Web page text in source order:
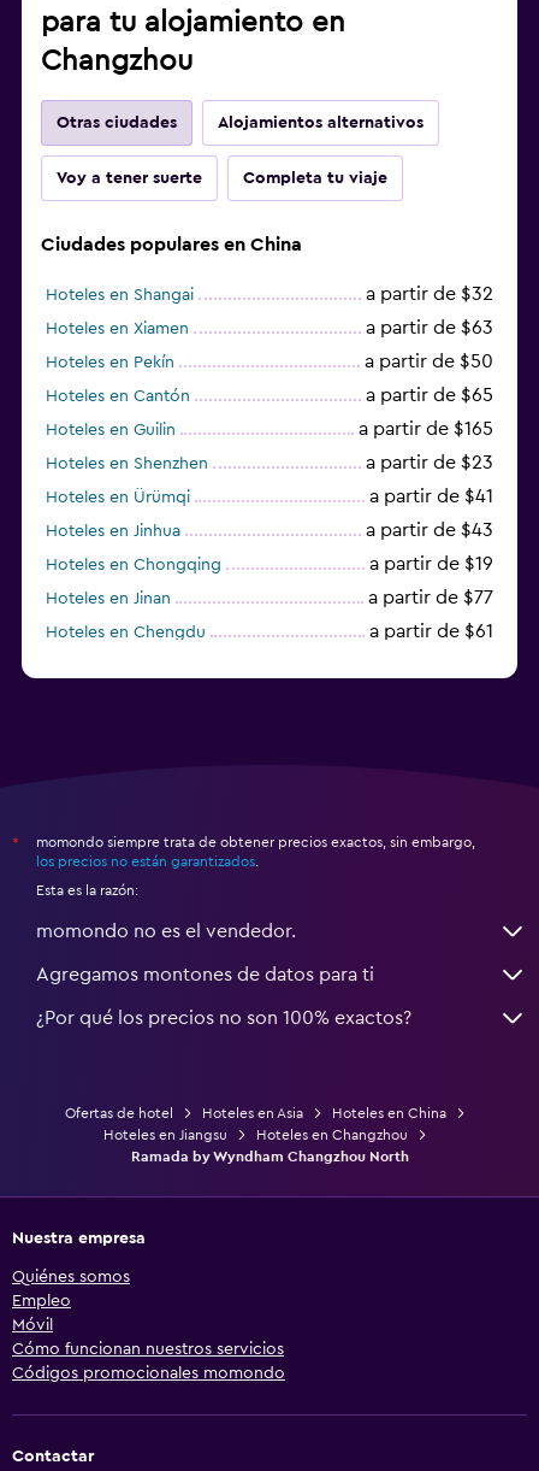
para tu alojamiento en
Changzhou
Otras ciudades Alojamientos alternativos
Voy a tener suerte Completa tu viaje
Ciudades populares en China
Hoteles en Shangai a partir de $32
Hoteles en Xiamen a partir de $63
Hoteles en Pekín a partir de $50
Hoteles en Cantón a partir de $65
Hoteles en Guilin a partir de $165
Hoteles en Shenzhen a partir de $23
Hoteles en Ürümqi a partir de $41
Hoteles en Jinhua a partir de $43
Hoteles en Chongqing a partir de $19
Hoteles en Jinan a partir de $77
Hoteles en Chengdu a partir de $61
*
momondo siempre trata de obtener precios exactos, sin embargo,
los precios no están garantizados
Esta es la razón:
momondo no es el vendedor.
Agregamos montones de datos para ti
¿Por qué los precios no son 100% exactos?
Ofertas de hotel Hoteles en Asia
Hoteles en China
Hoteles en Jiangsu
Hoteles en Changzhou
Ramada by Wyndham Changzhou North
Nuestra empresa
Quiénes somos
Empleo
Móvil
Cómo funcionan nuestros servicios
Códigos promocionales momondo
Contactar